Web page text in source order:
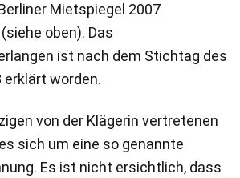
Mietspiegel 2007
oben). Das
ist nach dem Stichtag des
erklärt worden.
von der Klägerin vertretenen
sich um eine so genannte
Es ist nicht ersichtlich, dass